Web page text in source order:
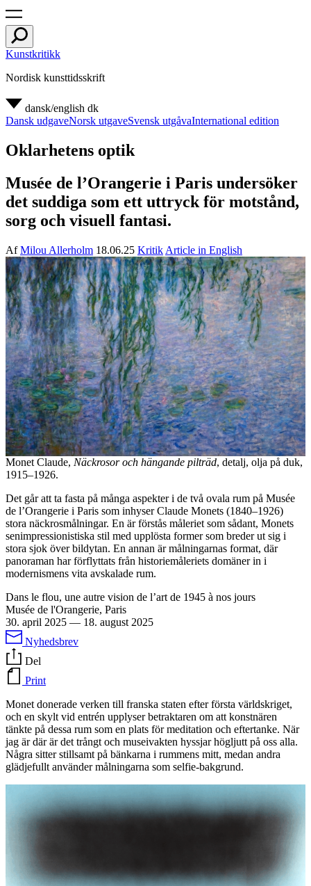
Kunstkritikk
Nordisk kunsttidsskrift
dansk/english dk
Dansk udgaveNorsk utgaveSvensk utgåvaInternational edition
Oklarhetens optik
Musée de l’Orangerie i Paris undersöker
det suddiga som ett uttryck för motstånd,
sorg och visuell fantasi.
AfMilou Allerholm 18.06.25 Kritik Article in English
Monet Claude, Näckrosor och hängande pilträd, detalj, olja på duk,
1915–1926.
Det går att ta fasta på många aspekter i de två ovala rum på Musée
de l’Orangerie i Paris som inhyser Claude Monets (1840–1926)
stora näckrosmålningar. En är förstås måleriet som sådant, Monets
senimpressionistiska stil med upplösta former som breder ut sig i
stora sjok över bildytan. En annan är målningarnas format, där
panoraman har förflyttats från historiemåleriets domäner in i
modernismens vita avskalade rum.
Dans le flou, une autre vision de l’art de 1945 à nos jours
Musée de l'Orangerie, Paris
30. april 2025 — 18. august 2025
Nyhedsbrev
Del
Print
Monet donerade verken till franska staten efter första världskriget,
och en skylt vid entrén upplyser betraktaren om att konstnären
tänkte på dessa rum som en plats för meditation och eftertanke. När
jag är där är det trångt och museivakten hyssjar högljutt på oss alla.
Några sitter stillsamt på bänkarna i rummens mitt, medan andra
glädjefullt använder målningarna som selfie-bakgrund.